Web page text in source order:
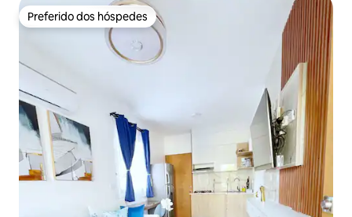
Preferido dos hóspedes
Preferido dos hóspedes